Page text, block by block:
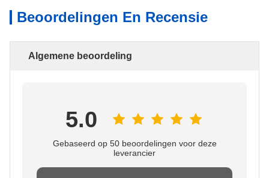
Beoordelingen En Recensie
Algemene beoordeling
5.0
Gebaseerd op 50 beoordelingen voor deze
leverancier